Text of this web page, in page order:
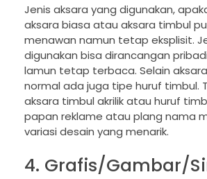
Jenis aksara yang digunakan,
aksara biasa atau aksara timbul
menawan namun tetap eksplisit.
digunakan bisa dirancangan
lamun tetap terbaca. Selain
normal ada juga tipe huruf timbul.
aksara timbul akrilik atau huruf
papan reklame atau plang nama
variasi desain yang menarik.
4. Grafis/Gambar/